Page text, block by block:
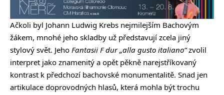
Ačkoli byl Johann Ludwig Krebs nejmilejším Bachovým
žákem, mnohé jeho skladby už představují zcela jiný
stylový svět. Jeho Fantasii F dur „alla gusto italiano“zvolil
interpret jako znamenitý a opět pěkně narejstříkovaný
kontrast k předchozí bachovské monumentalitě. Snad jen
artikulace doprovodných hlasů, která mohla být trochu